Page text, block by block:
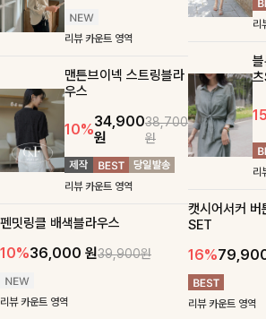
리뷰 카운트 영역
맨튼브이넥 스트링블라
우스
10%34,900
원
38,700
원
리뷰 카운트 영역
펜밋링클 배색블라우스
10%36,000 원39,900원
리뷰 카운트 영역
리
리
캣시어서커
SET
16%
리뷰 카운트 영역